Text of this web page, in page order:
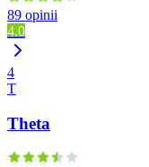
89 opinii
4.0
4
T
Theta